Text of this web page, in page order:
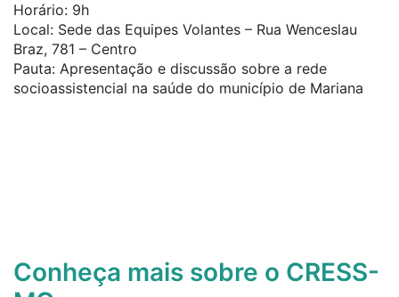
Horário: 9h
Local: Sede das Equipes Volantes – Rua Wenceslau
Braz, 781 – Centro
Pauta: Apresentação e discussão sobre a rede
socioassistencial na saúde do município de Mariana
Conheça mais sobre o CRESS-